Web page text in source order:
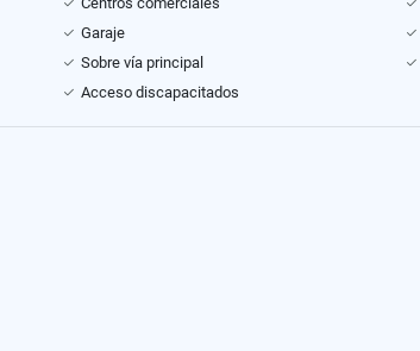
Garaje
Sobre vía principal
Acceso discapacitados